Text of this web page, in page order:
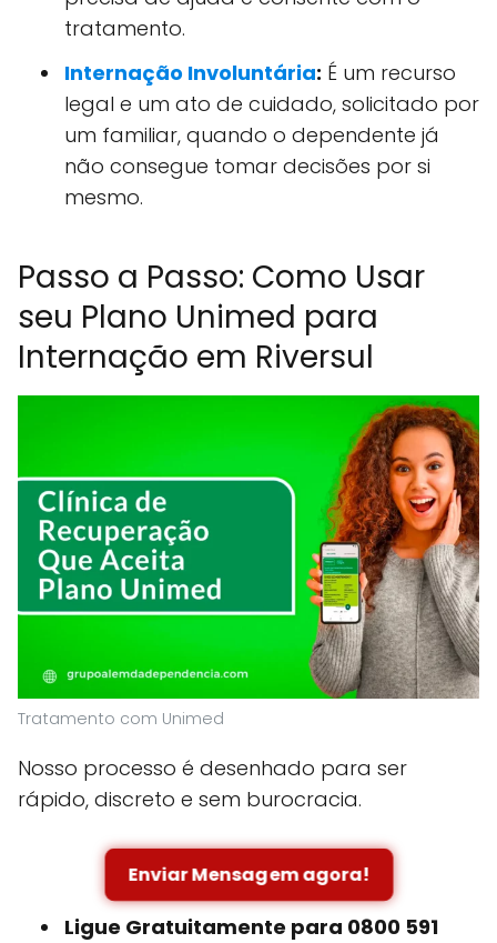
tratamento.
Internação Involuntária: É um recurso
legal e um ato de cuidado, solicitado por
um familiar, quando o dependente já
não consegue tomar decisões por si
mesmo.
Passo a Passo: Como Usar
seu Plano Unimed para
Internação em Riversul
Tratamento com Unimed
Nosso processo é desenhado para ser
rápido, discreto e sem burocracia.
Enviar Mensagem agora!
Ligue Gratuitamente para 0800 591